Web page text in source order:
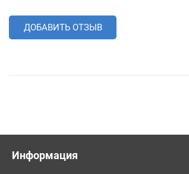
ДОБАВИТЬ ОТЗЫВ
Информация